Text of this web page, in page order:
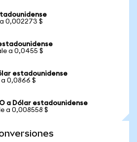
0,002273 $
a 0,0455 $
estadounidense
a 0,0866 $
a Dólar estadounidense
a 0,008558 $